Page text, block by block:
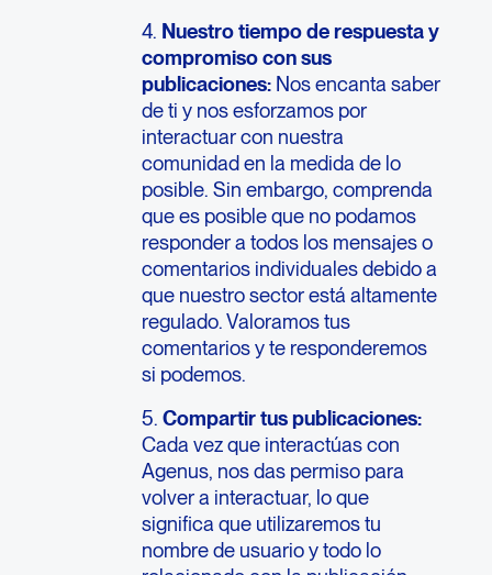
4. Nuestro tiempo de respuesta y
compromiso con sus
publicaciones: Nos encanta saber
de ti y nos esforzamos por
interactuar con nuestra
comunidad en la medida de lo
posible. Sin embargo, comprenda
que es posible que no podamos
responder a todos los mensajes o
comentarios individuales debido a
que nuestro sector está altamente
regulado. Valoramos tus
comentarios y te responderemos
si podemos.
5. Compartir tus publicaciones:
Cada vez que interactúas con
Agenus, nos das permiso para
volver a interactuar, lo que
significa que utilizaremos tu
nombre de usuario y todo lo